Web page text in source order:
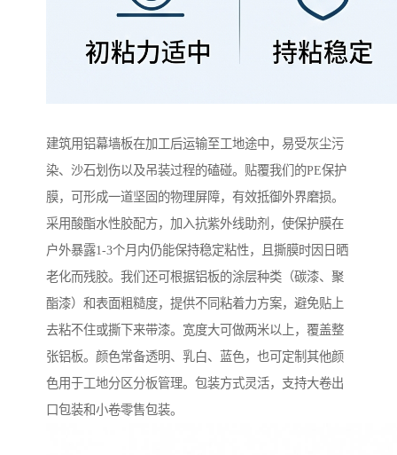
建筑用铝幕墙板在加工后运输至工地途中，易受灰尘污
染、沙石划伤以及吊装过程的磕碰。贴覆我们的PE保护
膜，可形成一道坚固的物理屏障，有效抵御外界磨损。
采用酸酯水性胶配方，加入抗紫外线助剂，使保护膜在
户外暴露1-3个月内仍能保持稳定粘性，且撕膜时因日晒
老化而残胶。我们还可根据铝板的涂层种类（碳漆、聚
酯漆）和表面粗糙度，提供不同粘着力方案，避免贴上
去粘不住或撕下来带漆。宽度大可做两米以上，覆盖整
张铝板。颜色常备透明、乳白、蓝色，也可定制其他颜
色用于工地分区分板管理。包装方式灵活，支持大卷出
口包装和小卷零售包装。